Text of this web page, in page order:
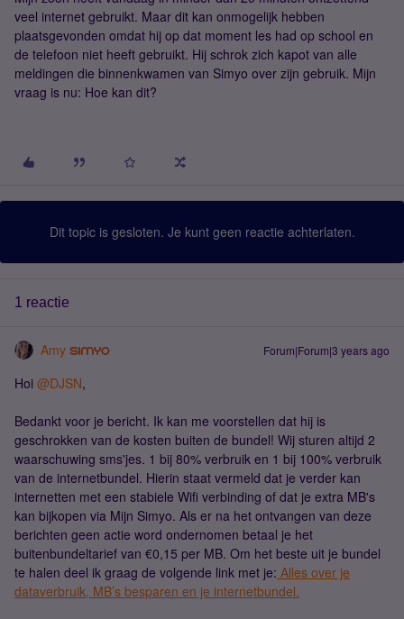
veel internet gebruikt. Maar dit kan onmogelijk hebben
plaatsgevonden omdat hij op dat moment les had op school en
de telefoon niet heeft gebruikt. Hij schrok zich kapot van alle
meldingen die binnenkwamen van Simyo over zijn gebruik. Mijn
vraag is nu: Hoe kan dit?
Dit topic is gesloten. Je kunt geen reactie achterlaten.
1 reactie
Amy Forum|Forum|3 years ago
Hoi @DJSN,
Bedankt voor je bericht. Ik kan me voorstellen dat hij is
geschrokken van de kosten buiten de bundel! Wij sturen altijd 2
waarschuwing sms'jes. 1 bij 80% verbruik en 1 bij 100% verbruik
van de internetbundel. Hierin staat vermeld dat je verder kan
internetten met een stabiele Wifi verbinding of dat je extra MB's
kan bijkopen via Mijn Simyo. Als er na het ontvangen van deze
berichten geen actie word ondernomen betaal je het
buitenbundeltarief van €0,15 per MB. Om het beste uit je bundel
te halen deel ik graag de volgende link met je: Alles over je
dataverbruik, MB’s besparen en je internetbundel.